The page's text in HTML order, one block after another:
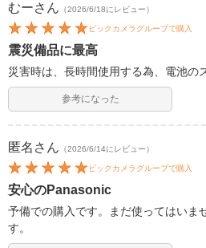
むーさん （2026/6/18にレビュー）
ビックカメラグループで購入
震災備品に最高
災害時は、長時間使用する為、電池の
参考になった
匿名 さん （2026/6/14にレビュー）
ビックカメラグループで購入
安心のPanasonic
予備での購入です。まだ使ってはいま
す。